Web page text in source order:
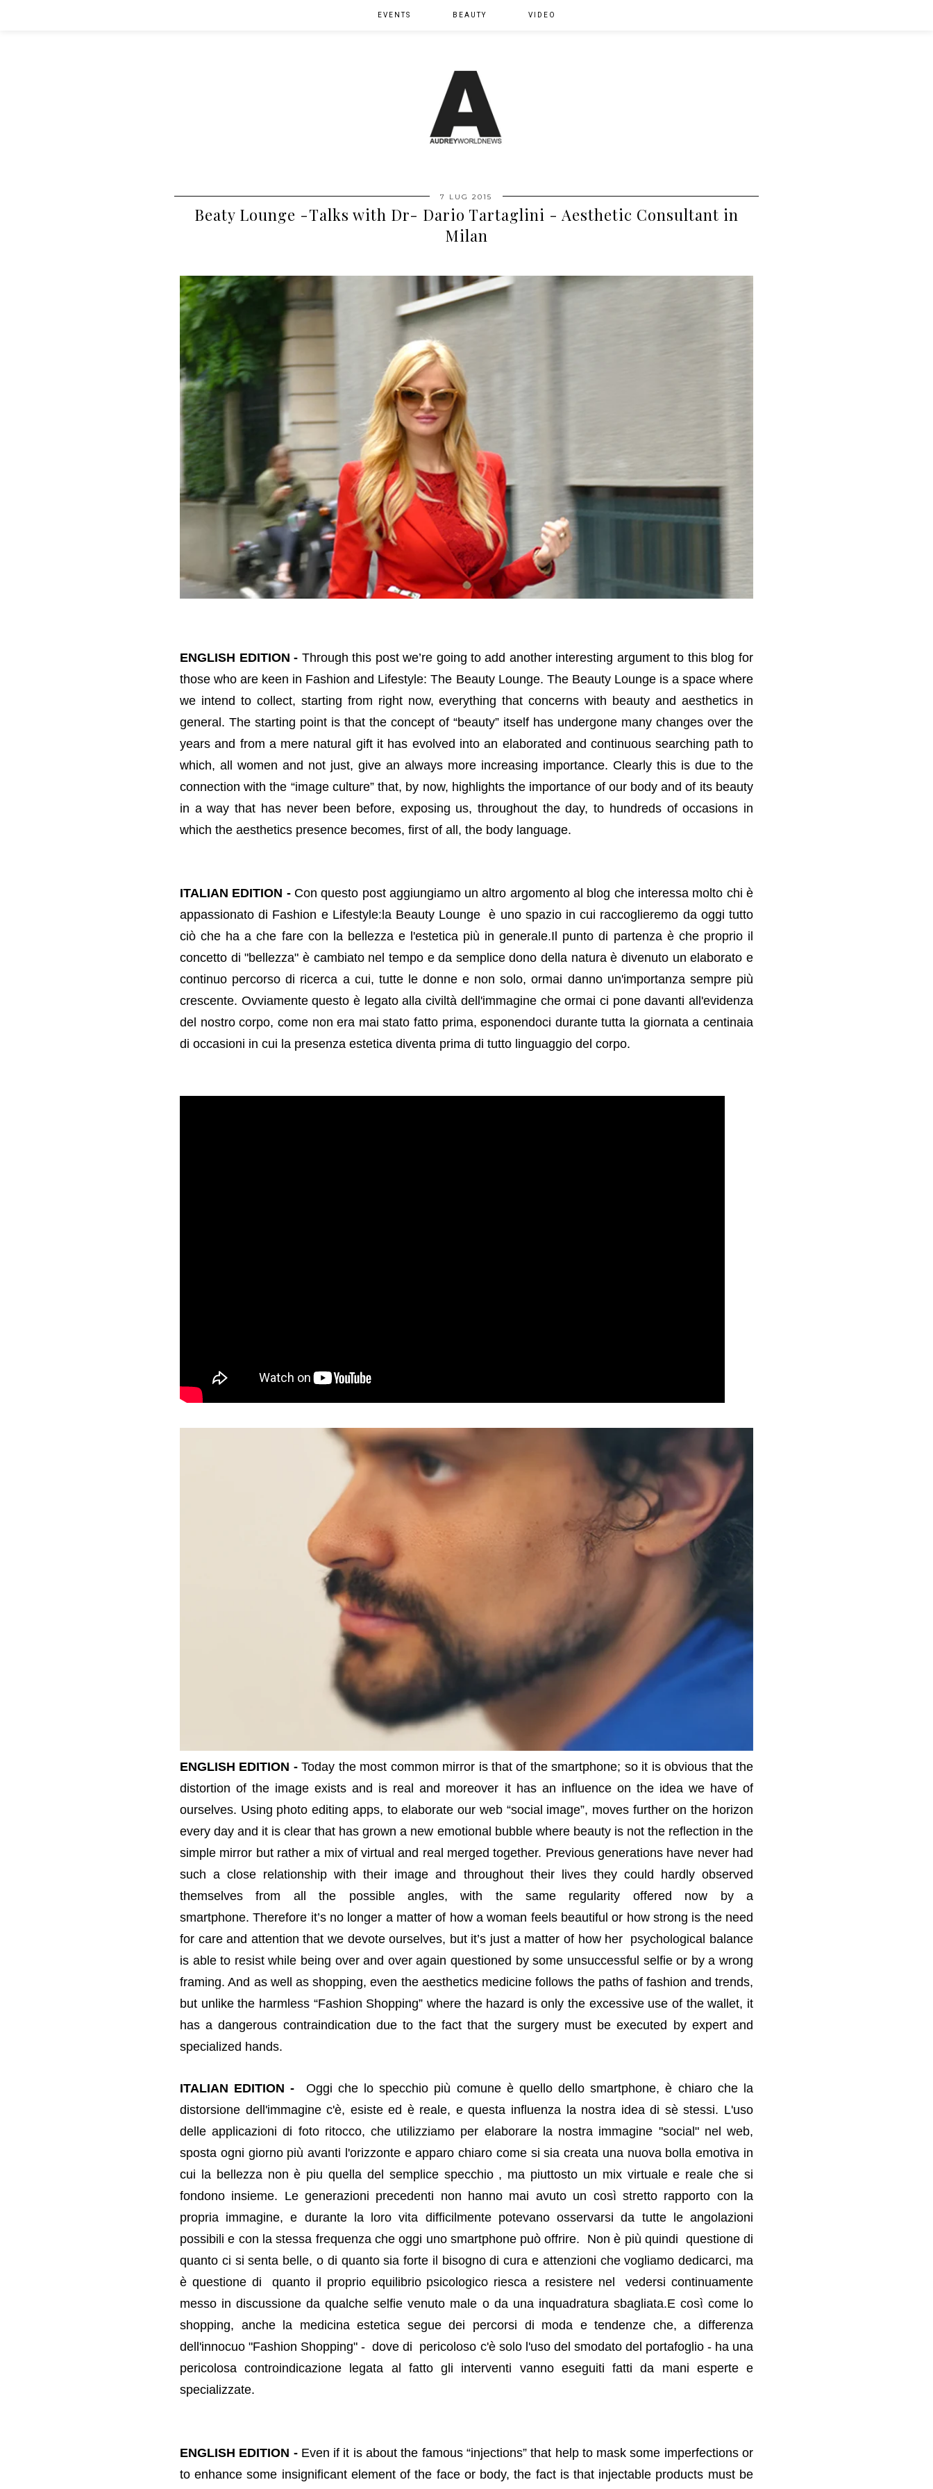
EVENTS BEAUTY VIDEO
7 LUG 2015
Beaty Lounge -Talks with Dr- Dario Tartaglini - Aesthetic Consultant in
Milan
ENGLISH EDITION - Through this post we’re going to add another interesting argument to this blog for
those who are keen in Fashion and Lifestyle: The Beauty Lounge. The Beauty Lounge is a space where
we intend to collect, starting from right now, everything that concerns with beauty and aesthetics in
general.The starting point is that the concept of “beauty” itself has undergone many changes over the
years and from a mere natural gift it has evolved into an elaborated and continuous searching path to
which, all women and not just, give an always more increasing importance. Clearly this is due to the
connection with the “image culture” that, by now, highlights the importance of our body and of its beauty
in a way that has never been before, exposing us, throughout the day, to hundreds of occasions in
which the aesthetics presence becomes, first of all, the body language.
ITALIAN EDITION -Con questo post aggiungiamo un altro argomento al blog che interessa molto chi è
appassionato di Fashion e Lifestyle:la Beauty Lounge è uno spazio in cui raccoglieremo da oggi tutto
ciò che ha a che fare con la bellezza e l'estetica più in generale.Il punto di partenza è che proprio il
concetto di "bellezza" è cambiato nel tempo e da semplice dono della natura è divenuto un elaborato e
continuo percorso di ricerca a cui, tutte le donne e non solo, ormai danno un'importanza sempre più
crescente. Ovviamente questo è legato alla civiltà dell'immagine che ormai ci pone davanti all'evidenza
del nostro corpo, come non era mai stato fatto prima, esponendoci durante tutta la giornata a centinaia
di occasioni in cui la presenza estetica diventa prima di tutto linguaggio del corpo.
ENGLISH EDITION -Today the most common mirror is that of the smartphone; so it is obvious that the
distortion of the image exists and is real and moreover it has an influence on the idea we have of
ourselves. Using photo editing apps, to elaborate our web “social image”, moves further on the horizon
every day and it is clear that has grown a new emotional bubble where beauty is not the reflection in the
simple mirror but rather a mix of virtual and real merged together. Previous generations have never had
such a close relationship with their image and throughout their lives they could hardly observed
themselves from all the possible angles, with the same regularity offered now by a
smartphone. Therefore it’s no longer a matter of how a woman feels beautiful or how strong is the need
for care and attention that we devote ourselves, but it’s just a matter of how her psychological balance
is able to resist while being over and over again questioned by some unsuccessful selfie or by a wrong
framing. And as well as shopping, even the aesthetics medicine follows the paths of fashion and trends,
but unlike the harmless “Fashion Shopping” where the hazard is only the excessive use of the wallet, it
has a dangerous contraindication due to the fact that the surgery must be executed by expert and
specialized hands.
ITALIAN EDITION -
Oggi che lo specchio più comune è quello dello smartphone, è chiaro che la
distorsione dell'immagine c'è, esiste ed è reale, e questa influenza la nostra idea di sè stessi. L'uso
delle applicazioni di foto ritocco, che utilizziamo per elaborare la nostra immagine "social" nel web,
sposta ogni giorno più avanti l'orizzonte e apparo chiaro come si sia creata una nuova bolla emotiva in
cui la bellezza non è piu quella del semplice specchio , ma piuttosto un mix virtuale e reale che si
fondono insieme. Le generazioni precedenti non hanno mai avuto un così stretto rapporto con la
propria immagine, e durante la loro vita difficilmente potevano osservarsi da tutte le angolazioni
possibili e con la stessa frequenza che oggi uno smartphone può offrire. Non è più quindi questione di
quanto ci si senta belle, o di quanto sia forte il bisogno di cura e attenzioni che vogliamo dedicarci, ma
è questione di
quanto il proprio equilibrio psicologico riesca a resistere nel
vedersi continuamente
messo in discussione da qualche selfie venuto male o da una inquadratura sbagliata.E così come lo
shopping, anche la medicina estetica segue dei percorsi di moda e tendenze che, a differenza
dell'innocuo "Fashion Shopping" - dove di pericoloso c'è solo l'uso del smodato del portafoglio - ha una
pericolosa controindicazione legata al fatto gli interventi vanno eseguiti fatti da mani esperte e
specializzate.
ENGLISH EDITION - Even if it is about the famous “injections” that help to mask some imperfections or
to enhance some insignificant element of the face or body, the fact is that injectable products must be